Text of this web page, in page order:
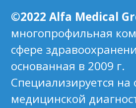
©2022 Alfa Medical
многопрофильная
сфере
основанная в 2009 г.
Специализируется на
медицинской